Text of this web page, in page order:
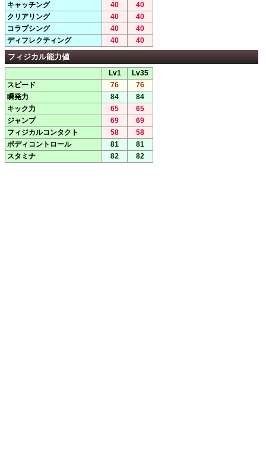
キャッチング 40
40
クリアリング
40
40
コラプシング
40
40
ディフレクティング
40 40
フィジカル能力値
Lv1
Lv35
スピード
76
76
瞬発力
84
84
キック力
65
65
ジャンプ
69
69
フィジカルコンタクト
58
58
ボディコントロール
81
81
スタミナ
82 82